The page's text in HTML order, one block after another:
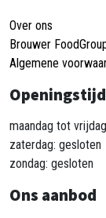
Over ons
Brouwer
Algemene
maandag tot
zaterdag: gesloten
zondag: gesloten
Ons aanbod